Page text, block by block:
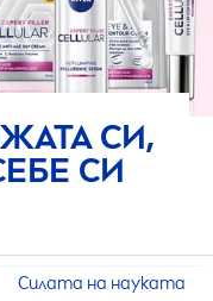
СИ,
СИ
Силата на науката